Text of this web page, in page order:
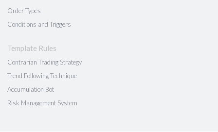
Order Types
Conditions and Triggers
Template Rules
Contrarian Trading Strategy
Trend Following Technique
Accumulation Bot
Risk Management System